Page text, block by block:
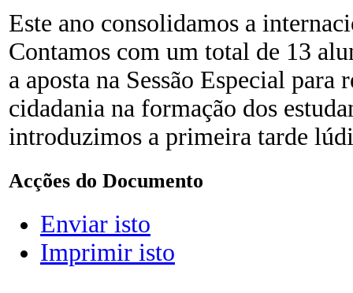
Este ano consolidamos a
Contamos com um total de 13
a aposta na Sessão Especial para
cidadania na formação dos
introduzimos a primeira tarde
Acções do Documento
Enviar isto
Imprimir isto